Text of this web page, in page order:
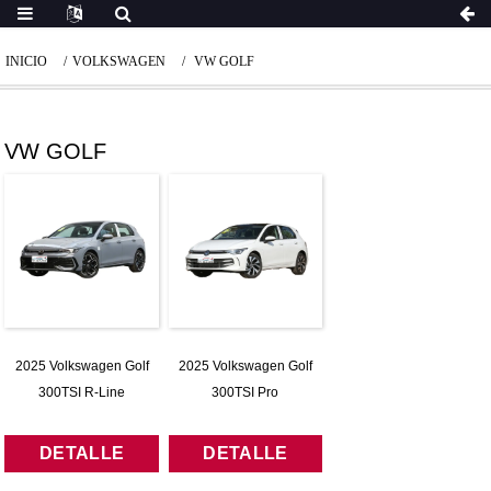
INICIO VOLKSWAGEN VW GOLF
VW GOLF
2025 Volkswagen Golf
300TSI R-Line
DETALLE
2025 Volkswagen Golf
300TSI Pro
DETALLE